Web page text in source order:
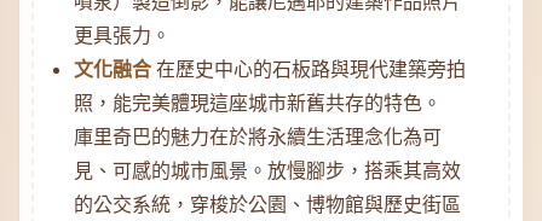
更具張力。
文化融合 在歷史中心的石板路與現代建築旁拍
照，能完美體現這座城市新舊共存的特色。
庫里奇巴的魅力在於將永續生活理念化為可
見、可感的城市風景。放慢腳步，搭乘其高效
的公交系統，穿梭於公園、博物館與歷史街區